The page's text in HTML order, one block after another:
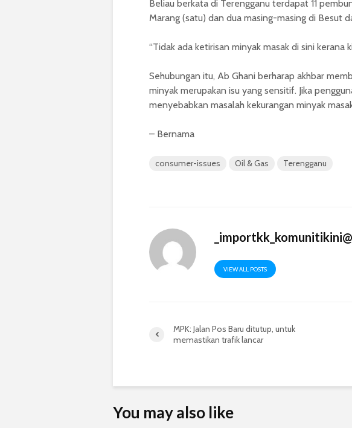
Beliau berkata di Terengganu terdapat 11
Marang (satu) dan dua masing-masing di Besut
“Tidak ada ketirisan minyak masak di sini kerana
Sehubungan itu, Ab Ghani berharap akhbar
minyak merupakan isu yang sensitif. Jika
menyebabkan masalah kekurangan minyak
– Bernama
consumer-issues Oil & Gas Terengganu
VIEW ALL POSTS
MPK: Jalan Pos Baru ditutup, untuk
memastikan trafik lancar
You may also like